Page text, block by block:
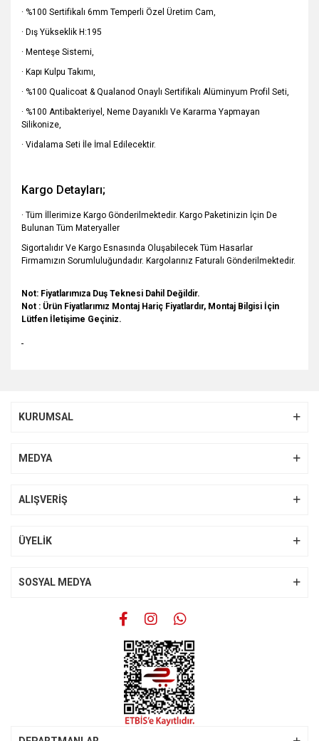
· %100 Sertifikalı 6mm Temperli Özel Üretim Cam,
· Dış Yükseklik H:195
· Menteşe Sistemi,
· Kapı Kulpu Takımı,
· %100 Qualicoat & Qualanod Onaylı Sertifikalı Alüminyum Profil Seti,
· %100 Antibakteriyel, Neme Dayanıklı Ve Kararma Yapmayan
Silikonize,
· Vidalama Seti İle İmal Edilecektir.
Kargo Detayları;
· Tüm İllerimize Kargo Gönderilmektedir. Kargo Paketinizin İçin De
Bulunan Tüm Materyaller
Sigortalıdır Ve Kargo Esnasında Oluşabilecek Tüm Hasarlar
Firmamızın Sorumluluğundadır. Kargolarınız Faturalı Gönderilmektedir.
Not: Fiyatlarımıza Duş Teknesi Dahil Değildir.
Not : Ürün Fiyatlarımız Montaj Hariç Fiyatlardır, Montaj Bilgisi İçin
Lütfen İletişime Geçiniz.
Görüş ve önerileriniz için teşekkür ederiz.
Ürün resmi kalitesiz, bozuk veya görüntülenemiyor.
Ürün bilgilerinde hatalar bulunuyor.
Gönder
KURUMSAL
MEDYA
ALIŞVERİŞ
ÜYELİK
SOSYAL MEDYA